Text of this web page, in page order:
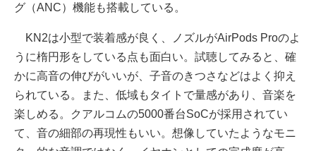
グ（ANC）機能も搭載している。
KN2は小型で装着感が良く、ノズルがAirPods Proのよ
うに楕円形をしている点も面白い。試聴してみると、確
かに高音の伸びがいいが、子音のきつさなどはよく抑え
られている。また、低域もタイトで量感があり、音楽を
楽しめる。クアルコムの5000番台SoCが採用されてい
て、音の細部の再現性もいい。想像していたようなモニ